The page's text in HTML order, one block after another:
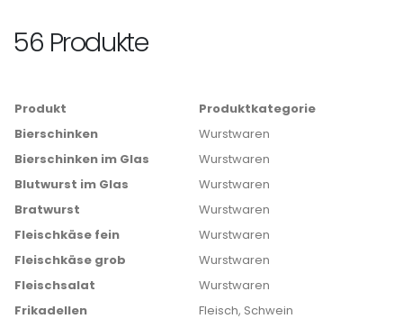
56 Produkte
Produkt
Produktkategorie
Bierschinken
Wurstwaren
Bierschinken im Glas
Wurstwaren
Blutwurst im Glas
Wurstwaren
Bratwurst
Wurstwaren
Fleischkäse fein
Wurstwaren
Fleischkäse grob
Wurstwaren
Fleischsalat
Wurstwaren
Frikadellen
Fleisch, Schwein